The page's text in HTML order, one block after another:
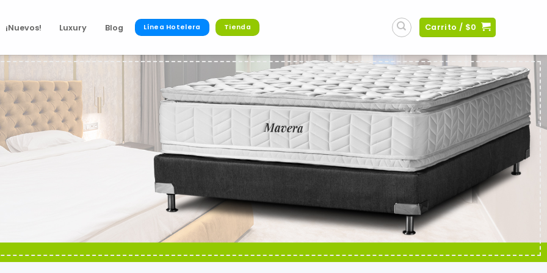
¡Nuevos! Luxury Blog Línea Hotelera Tienda Carrito / $0